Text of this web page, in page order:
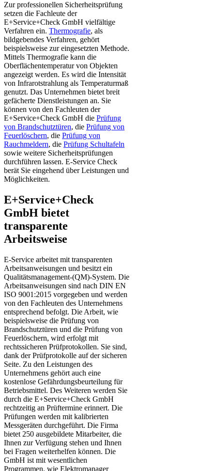
Zur professionellen Sicherheitsprüfung
setzen die Fachleute der
E+Service+Check GmbH vielfältige
Verfahren ein. Thermografie, als
bildgebendes Verfahren, gehört
beispielsweise zur eingesetzten Methode.
Mittels Thermografie kann die
Oberflächentemperatur von Objekten
angezeigt werden. Es wird die Intensität
von Infrarotstrahlung als Temperaturmaß
genutzt. Das Unternehmen bietet breit
gefächerte Dienstleistungen an. Sie
können von den Fachleuten der
E+Service+Check GmbH die Prüfung
von Brandschutztüren, die Prüfung von
Feuerlöschern, die Prüfung von
Rauchmeldern, die Prüfung Schultafeln
sowie weitere Sicherheitsprüfungen
durchführen lassen. E-Service Check
berät Sie eingehend über Leistungen und
Möglichkeiten.
E+Service+Check
GmbH bietet
transparente
Arbeitsweise
E-Service arbeitet mit transparenten
Arbeitsanweisungen und besitzt ein
Qualitätsmanagement-(QM)-System. Die
Arbeitsanweisungen sind nach DIN EN
ISO 9001:2015 vorgegeben und werden
von den Fachleuten des Unternehmens
entsprechend befolgt. Die Arbeit, wie
beispielsweise die Prüfung von
Brandschutztüren und die Prüfung von
Feuerlöschern, wird erfolgt mit
rechtssicheren Prüfprotokollen. Sie sind,
dank der Prüfprotokolle auf der sicheren
Seite. Zu den Leistungen des
Unternehmens gehört auch eine
kostenlose Gefährdungsbeurteilung für
Betriebsmittel. Des Weiteren werden Sie
durch die E+Service+Check GmbH
rechtzeitig an Prüftermine erinnert. Die
Prüfungen werden mit kalibrierten
Messgeräten durchgeführt. Die Firma
bietet 250 ausgebildete Mitarbeiter, die
Ihnen zur Verfügung stehen und Ihnen
bei Fragen weiterhelfen können. Die
GmbH ist mit wesentlichen
Programmen, wie Elektromanager